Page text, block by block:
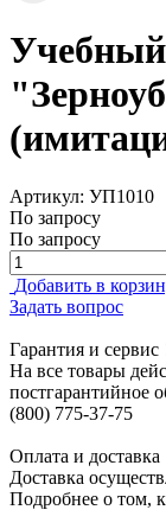
Артикул: УП1010
По запросу
По запросу
Добавить в
Задать вопрос
Гарантия и сервис
На все товары
постгарантийное
(800) 775-37-75
Оплата и доставка
Доставка
Подробнее о том,